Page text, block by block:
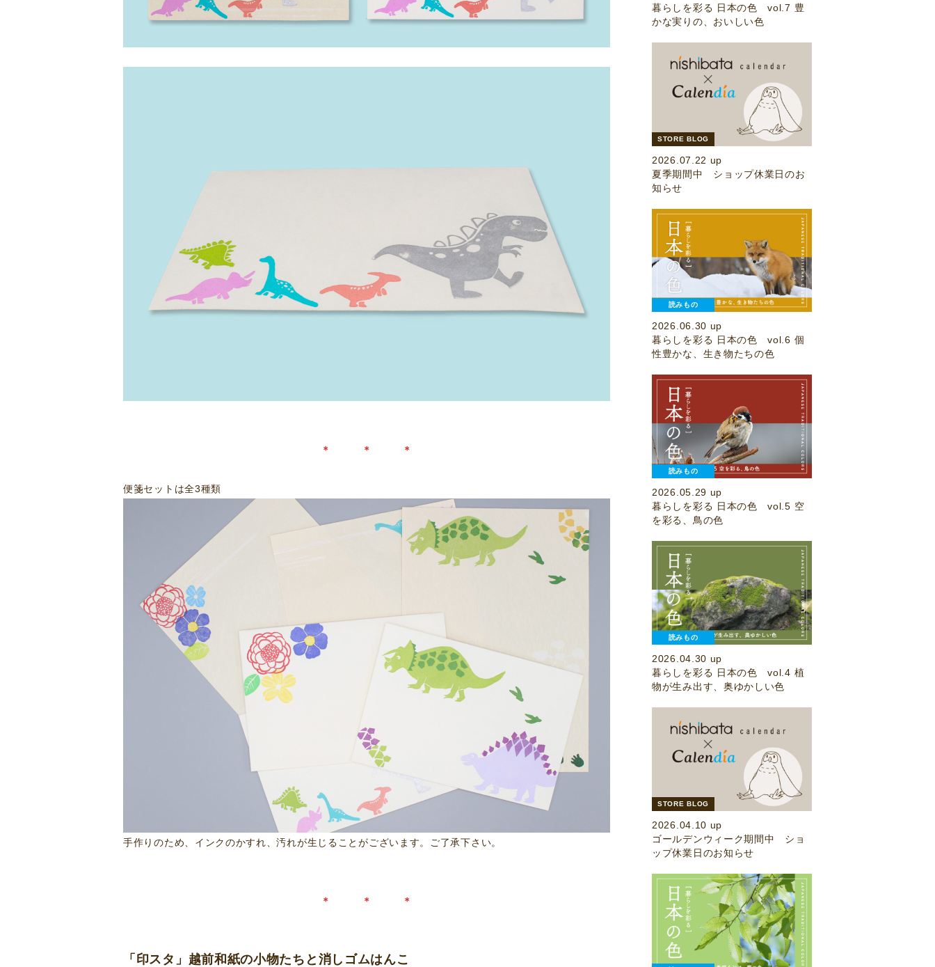
＊ ＊ ＊
便箋セットは全3種類
手作りのため、インクのかすれ、汚れが生じることがございます。ご了承下さい。
＊ ＊ ＊
「印スタ」越前和紙の小物たちと消しゴムはんこ
暮らしを彩る 日本の色 vol.7 豊
かな実りの、おいしい色
STORE BLOG
2026.07.22 up
夏季期間中 ショップ休業日のお
知らせ
読みもの
2026.06.30 up
暮らしを彩る 日本の色 vol.6 個
性豊かな、生き物たちの色
読みもの
2026.05.29 up
暮らしを彩る 日本の色 vol.5 空
を彩る、鳥の色
読みもの
2026.04.30 up
暮らしを彩る 日本の色 vol.4 植
物が生み出す、奥ゆかしい色
STORE BLOG
2026.04.10 up
ゴールデンウィーク期間中 ショ
ップ休業日のお知らせ